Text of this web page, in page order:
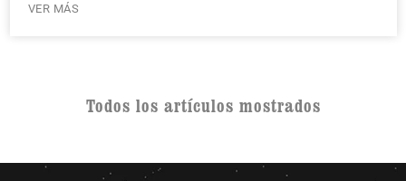
VER MÁS
Todos los artículos mostrados